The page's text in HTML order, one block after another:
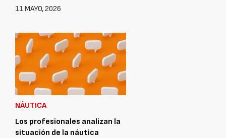
11 MAYO, 2026
NÁUTICA
Los profesionales analizan la
situación de la náutica